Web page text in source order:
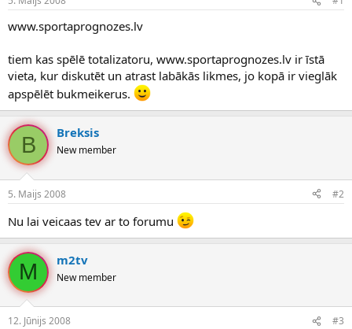
n
u
s
ā
c
j
s
a
u
s
www.sportaprognozes.lv
tiem kas spēlē totalizatoru, www.sportaprognozes.lv ir īstā
vieta, kur diskutēt un atrast labākās likmes, jo kopā ir vieglāk
apspēlēt bukmeikerus.
B Breksis
New member
5. Maijs 2008 #2
Nu lai veicaas tev ar to forumu
M m2tv
New member
12. Jūnijs 2008 #3